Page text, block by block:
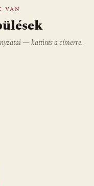
VAN
— kattints a címerre.